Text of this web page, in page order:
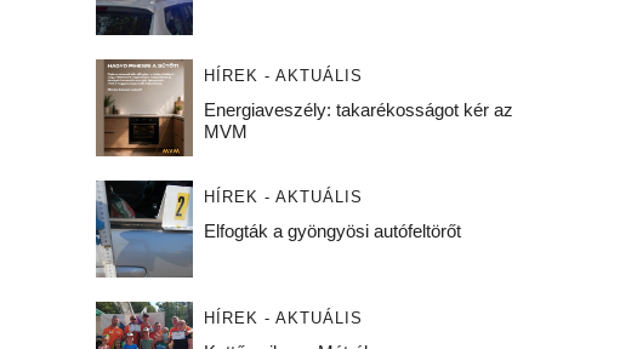
HÍREK - AKTUÁLIS
Energiaveszély: takarékosságot kér az
MVM
HÍREK - AKTUÁLIS
Elfogták a gyöngyösi autófeltörőt
HÍREK - AKTUÁLIS